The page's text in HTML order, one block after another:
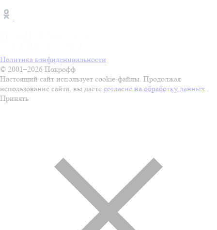
Политика конфиденциальности
© 2001–2026 Покрофф
Настоящий сайт использует cookie-файлы. Продолжая
использование сайта, вы даёте согласие на обработку данных .
Принять